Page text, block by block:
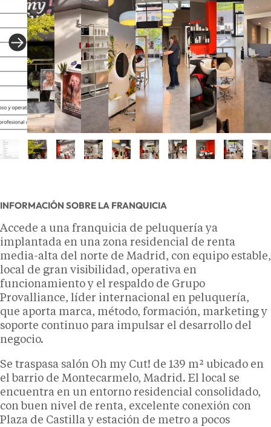
INFORMACIÓN SOBRE LA FRANQUICIA
Accede a una franquicia de peluquería ya
implantada en una zona residencial de renta
media-alta del norte de Madrid, con equipo estable,
local de gran visibilidad, operativa en
funcionamiento y el respaldo de Grupo
Provalliance, líder internacional en peluquería,
que aporta marca, método, formación, marketing y
soporte continuo para impulsar el desarrollo del
negocio.
Se traspasa salón Oh my Cut! de 139 m² ubicado en
el barrio de Montecarmelo, Madrid. El local se
encuentra en un entorno residencial consolidado,
con buen nivel de renta, excelente conexión con
Plaza de Castilla y estación de metro a pocos